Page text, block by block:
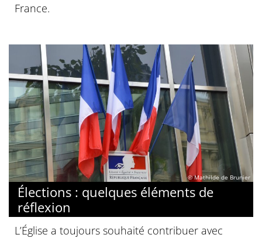
France.
© Mathilde de Brunier
Élections : quelques éléments de
réflexion
L’Église a toujours souhaité contribuer avec